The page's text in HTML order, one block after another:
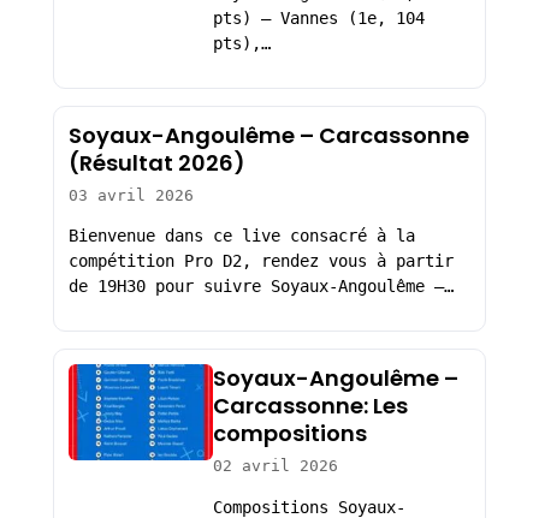
pts) – Vannes (1e, 104
pts),…
Soyaux-Angoulême – Carcassonne
(Résultat 2026)
03 avril 2026
Bienvenue dans ce live consacré à la
compétition Pro D2, rendez vous à partir
de 19H30 pour suivre Soyaux-Angoulême –…
Soyaux-Angoulême –
Carcassonne: Les
compositions
02 avril 2026
Compositions Soyaux-